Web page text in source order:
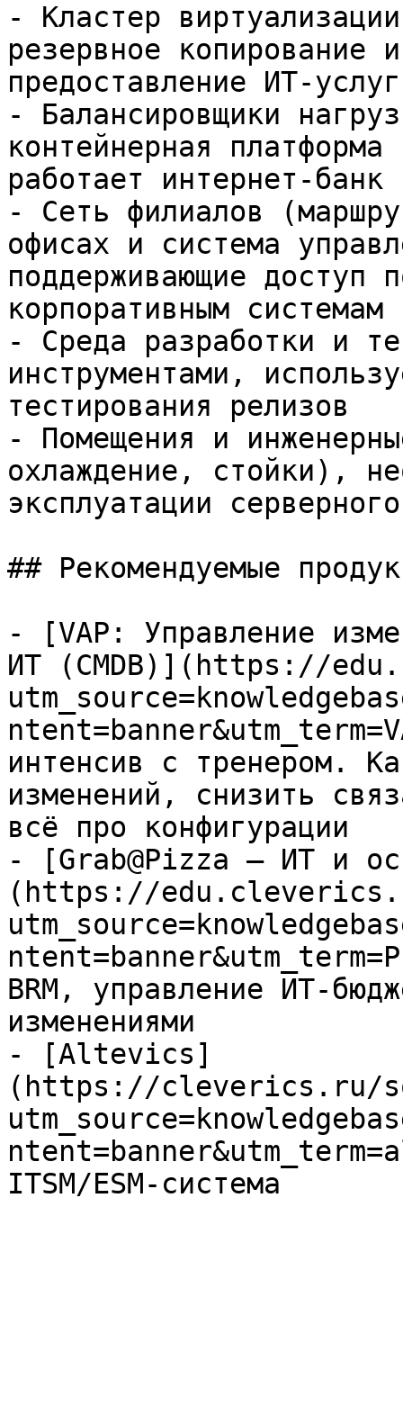
- Кластер
резервное копирование
предоставление ИТ-
- Балансировщики
контейнерная
работает интернет-банк
- Сеть филиалов
офисах и система
поддерживающие доступ
корпоративным системам
- Среда разработки и
инструментами,
тестирования релизов
- Помещения и
охлаждение, стойки),
эксплуатации
## Рекомендуемые
- [VAP: Управление
ИТ (CMDB)](https://
интенсив с тренером.
изменений, снизить
всё про конфигурации
- [Grab@Pizza — ИТ и
(https://
BRM, управление ИТ-
изменениями
- [Altevics]
(https://cleverics.ru/
ITSM/ESM-система